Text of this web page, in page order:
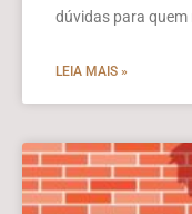
dúvidas para
LEIA MAIS »